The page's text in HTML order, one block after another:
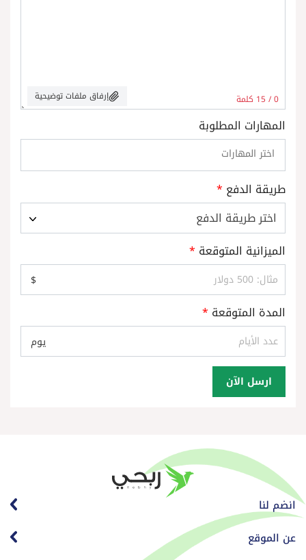
0/ 15 كلمة إرفاق ملفات توضيحية
المهارات المطلوبة
طريقة الدفع *
اختر طريقة الدفع
الميزانية المتوقعة *
$
المدة المتوقعة *
يوم
ارسل الآن
انضم لنا
عن الموقع